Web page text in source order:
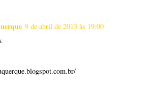
9 de abril de 2013 às 19:00